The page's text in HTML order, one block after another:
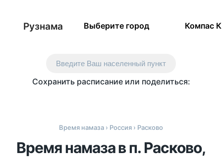
Рузнама Выберите город Компас
Введите Ваш населенный пункт
Сохранить расписание или поделиться:
Время намаза › Россия › Расково
Время намаза в п. Расково,